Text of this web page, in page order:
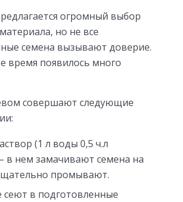
огромный выбор
но не все
семена вызывают доверие.
время появилось много
совершают следующие
(1 л воды 0,5 ч.л
в нем замачивают семена на
промывают.
сеют в подготовленные